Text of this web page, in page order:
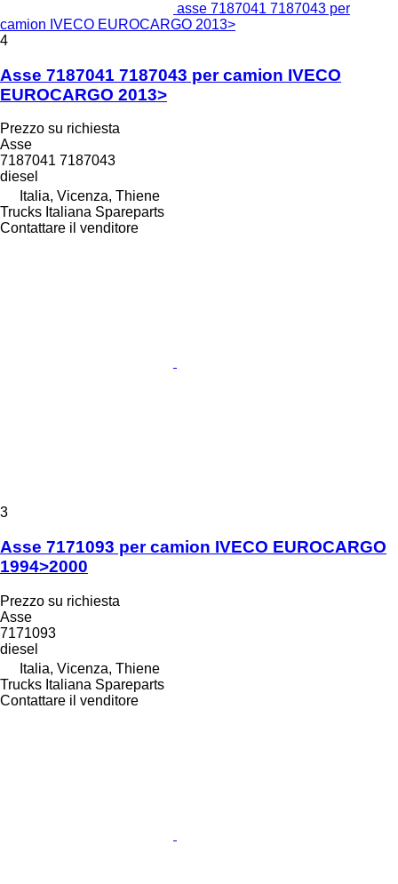
asse 7187041 7187043 per
camion IVECO EUROCARGO 2013>
4
Asse 7187041 7187043 per camion IVECO
EUROCARGO 2013>
Prezzo su richiesta
Asse
7187041 7187043
diesel
Italia, Vicenza, Thiene
Trucks Italiana Spareparts
Contattare il venditore
3
Asse 7171093 per camion IVECO EUROCARGO
1994>2000
Prezzo su richiesta
Asse
7171093
diesel
Italia, Vicenza, Thiene
Trucks Italiana Spareparts
Contattare il venditore